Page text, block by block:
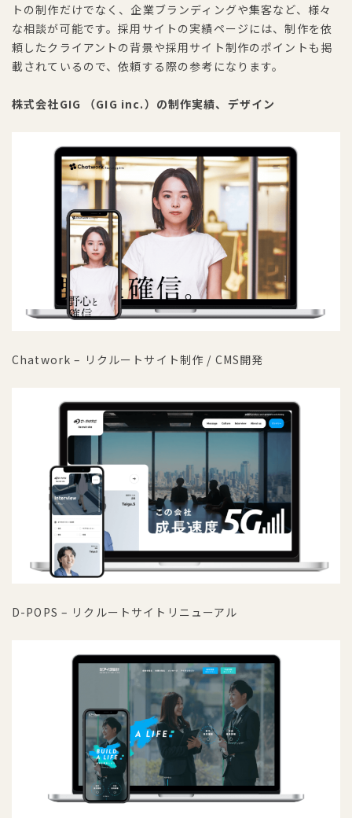
トの制作だけでなく、企業ブランディングや集客など、様々
な相談が可能です。採用サイトの実績ページには、制作を依
頼したクライアントの背景や採用サイト制作のポイントも掲
載されているので、依頼する際の参考になります。
株式会社GIG （GIG inc.）の制作実績、デザイン
Chatwork – リクルートサイト制作 / CMS開発
D-POPS – リクルートサイトリニューアル